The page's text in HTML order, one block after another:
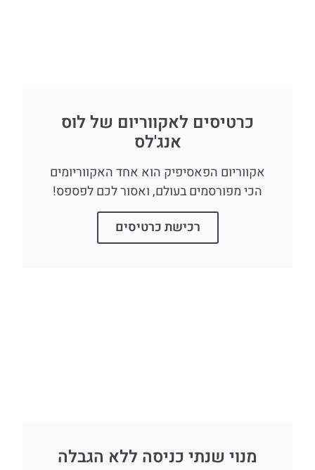
כרטיסים לאקווריום של לוס
אנג'לס
אקווריום הפאסיפיק הוא אחד האקווריומים
הכי מפורסמים בעולם, ואסור לכם לפספס!
רכישת כרטיסים
מנוי שנתי כניסה ללא הגבלה